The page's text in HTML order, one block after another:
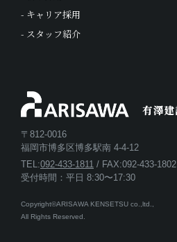
- キャリア採用
- スタッフ紹介
〒812-0016
福岡市博多区博多駅南 4-4-12
TEL:092-433-1811 / FAX:092-433-1802
受付時間：平日 8:30〜17:30
Copyright©ARISAWA KENSETSU co.,ltd.,
All Rights Reserved.